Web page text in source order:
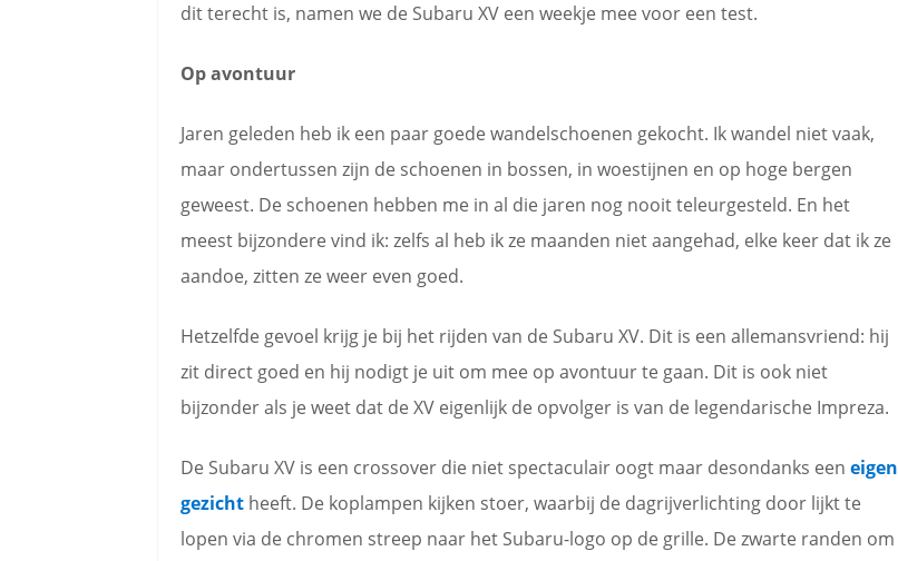
dit terecht is, namen we de Subaru XV een weekje mee voor een test.
Op avontuur
Jaren geleden heb ik een paar goede wandelschoenen gekocht. Ik wandel niet vaak,
maar ondertussen zijn de schoenen in bossen, in woestijnen en op hoge bergen
geweest. De schoenen hebben me in al die jaren nog nooit teleurgesteld. En het
meest bijzondere vind ik: zelfs al heb ik ze maanden niet aangehad, elke keer dat ik ze
aandoe, zitten ze weer even goed.
Hetzelfde gevoel krijg je bij het rijden van de Subaru XV. Dit is een allemansvriend: hij
zit direct goed en hij nodigt je uit om mee op avontuur te gaan. Dit is ook niet
bijzonder als je weet dat de XV eigenlijk de opvolger is van de legendarische Impreza.
De Subaru XV is een crossover die niet spectaculair oogt maar desondanks een eigen
gezicht heeft. De koplampen kijken stoer, waarbij de dagrijverlichting door lijkt te
lopen via de chromen streep naar het Subaru-logo op de grille. De zwarte randen om